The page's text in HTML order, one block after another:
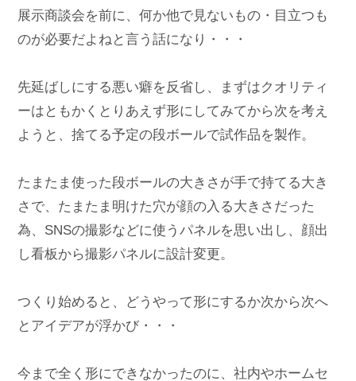
展示商談会を前に、何か他で見ないもの・目立つも
のが必要だよねと言う話になり・・・
先延ばしにする悪い癖を反省し、まずはクオリティ
ーはともかくとりあえず形にしてみてから次を考え
ようと、捨てる予定の段ボールで試作品を製作。
たまたま使った段ボールの大きさが手で持てる大き
さで、たまたま明けた穴が顔の入る大きさだった
為、SNSの撮影などに使うパネルを思い出し、顔出
し看板から撮影パネルに設計変更。
つくり始めると、どうやって形にするか次から次へ
とアイデアが浮かび・・・
今まで全く形にできなかったのに、社内やホームセ